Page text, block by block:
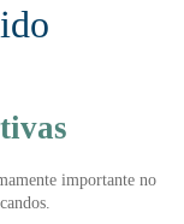
importante no